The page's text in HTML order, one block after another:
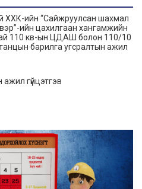
ХХК-ийн “Сайжруулсан шахмал
ийн цахилгаан хангамжийн
110 кв-ын ЦДАШ болон 110/10
барилга угсралтын ажил
гүйцэтгэв